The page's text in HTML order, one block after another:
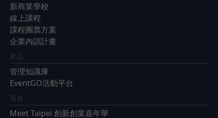
新商業學校
線上課程
課程團票方案
企業內訓計畫
產品
管理知識庫
EventGO活動平台
展會
Meet Taipei 創新創業嘉年華